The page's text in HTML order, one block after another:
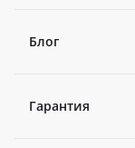
Блог
Гарантия